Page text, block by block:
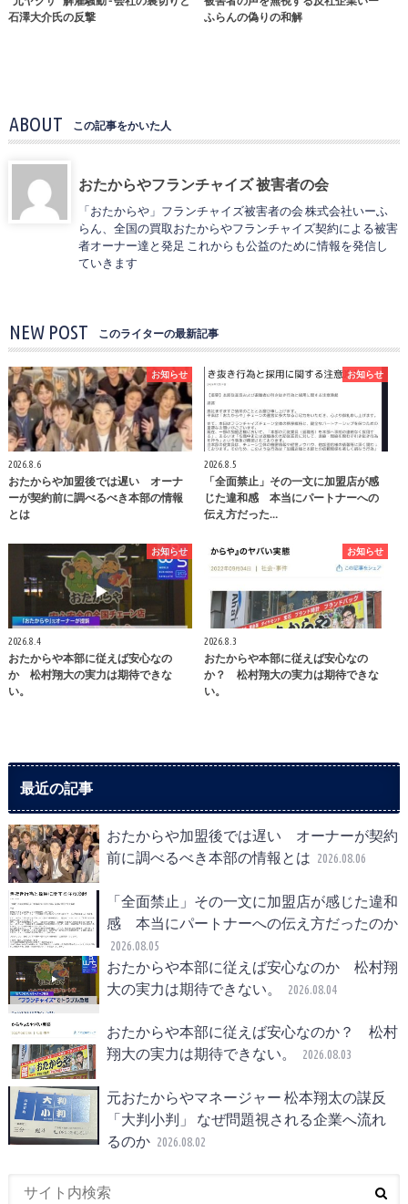
石澤大介氏の反撃
ふらんの偽りの和解
ABOUT この記事をかいた人
おたからやフランチャイズ 被害者の会
「おたからや」フランチャイズ被害者の会 株式会社いーふ
らん、全国の買取おたからやフランチャイズ契約による被害
者オーナー達と発足 これからも公益のために情報を発信し
ていきます
NEW POST このライターの最新記事
お知らせ
2026.8.6
おたからや加盟後では遅い オーナ
ーが契約前に調べるべき本部の情報
とは
お知らせ
2026.8.5
「全面禁止」その一文に加盟店が感
じた違和感 本当にパートナーへの
伝え方だった…
お知らせ
2026.8.4
おたからや本部に従えば安心なの
か 松村翔大の実力は期待できな
い。
お知らせ
2026.8.3
おたからや本部に従えば安心なの
か？ 松村翔大の実力は期待できな
い。
最近の記事
おたからや加盟後では遅い オーナーが契約
前に調べるべき本部の情報とは 2026.08.06
「全面禁止」その一文に加盟店が感じた違和
感 本当にパートナーへの伝え方だったのか
2026.08.05
おたからや本部に従えば安心なのか 松村翔
大の実力は期待できない。
2026.08.04
おたからや本部に従えば安心なのか？ 松村
翔大の実力は期待できない。
2026.08.03
元おたからやマネージャー 松本翔太の謀反
「大判小判」 なぜ問題視される企業へ流れ
るのか 2026.08.02